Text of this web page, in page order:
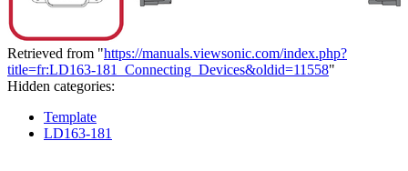
Retrieved from "https://manuals.viewsonic.com/index.php?
title=fr:LD163-181_Connecting_Devices&oldid=11558"
Hidden categories:
Template
LD163-181